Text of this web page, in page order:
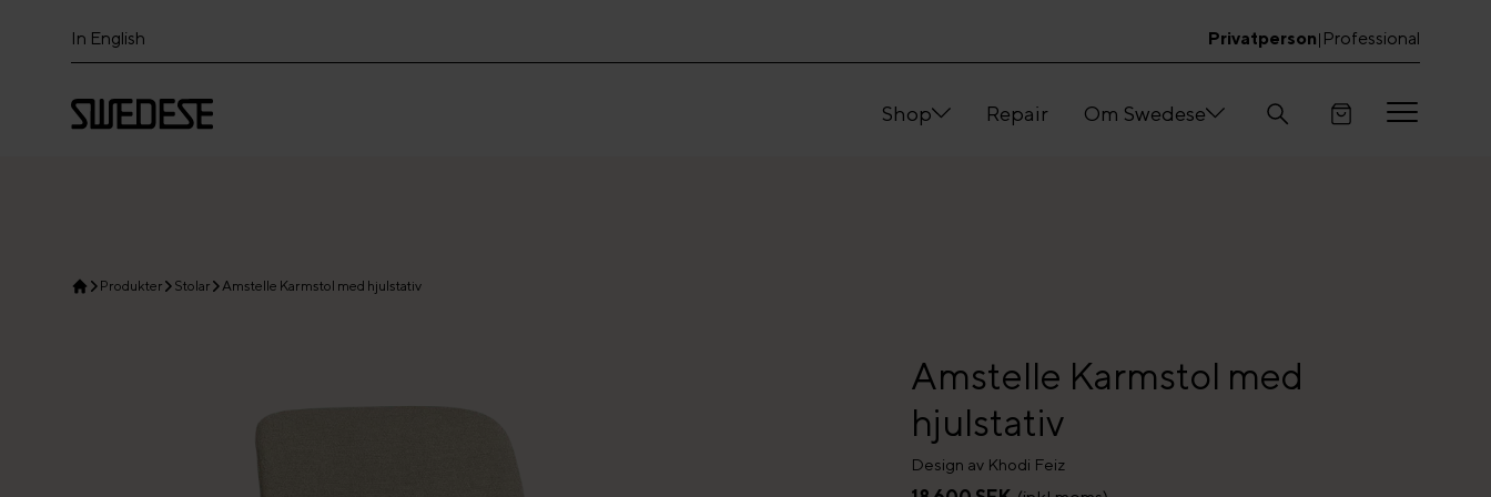
In English Privatperson| Professional
Shop Repair Om Swedese
Produkter Stolar Amstelle Karmstol med hjulstativ
Amstelle Karmstol med
hjulstativ
Design av Khodi Feiz